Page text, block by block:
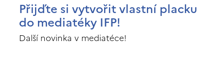
Přijďte si vytvořit vlastní placku
do mediatéky IFP!
Další novinka v mediatéce!